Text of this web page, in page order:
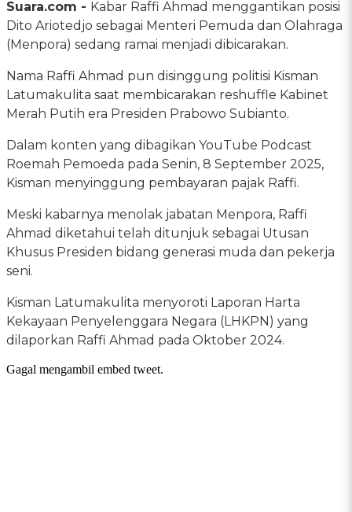
Suara.com - Kabar Raffi Ahmad menggantikan posisi
Dito Ariotedjo sebagai Menteri Pemuda dan Olahraga
(Menpora) sedang ramai menjadi dibicarakan.
Nama Raffi Ahmad pun disinggung politisi Kisman
Latumakulita saat membicarakan reshuffle Kabinet
Merah Putih era Presiden Prabowo Subianto.
Dalam konten yang dibagikan YouTube Podcast
Roemah Pemoeda pada Senin, 8 September 2025,
Kisman menyinggung pembayaran pajak Raffi.
Meski kabarnya menolak jabatan Menpora, Raffi
Ahmad diketahui telah ditunjuk sebagai Utusan
Khusus Presiden bidang generasi muda dan pekerja
seni.
Kisman Latumakulita menyoroti Laporan Harta
Kekayaan Penyelenggara Negara (LHKPN) yang
dilaporkan Raffi Ahmad pada Oktober 2024.